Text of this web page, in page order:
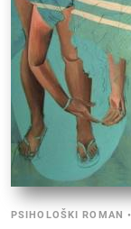
PSIHOLOŠKI ROMAN